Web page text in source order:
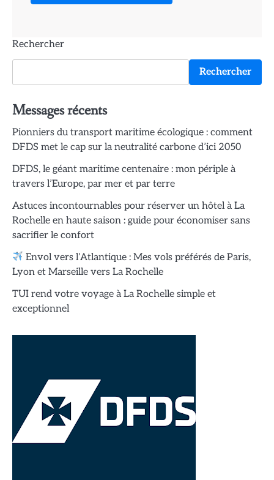
Rechercher
Rechercher
Messages récents
Pionniers du transport maritime écologique : comment
DFDS met le cap sur la neutralité carbone d’ici 2050
DFDS, le géant maritime centenaire : mon périple à
travers l’Europe, par mer et par terre
Astuces incontournables pour réserver un hôtel à La
Rochelle en haute saison : guide pour économiser sans
sacrifier le confort
Envol vers l’Atlantique : Mes vols préférés de Paris,
Lyon et Marseille vers La Rochelle
TUI rend votre voyage à La Rochelle simple et
exceptionnel